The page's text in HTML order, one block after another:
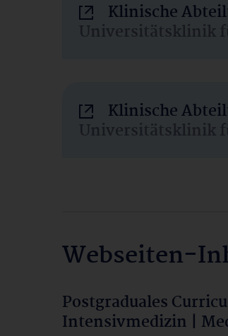
Klinische
Universitätsklinik
Klinische
Universitätsklinik
Webseiten-
Postgraduales
Intensivmedizin |